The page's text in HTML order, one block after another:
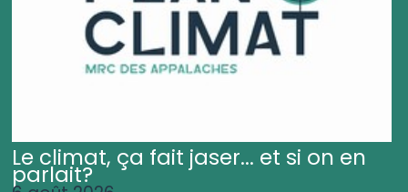
Le climat, ça fait jaser... et si on en
parlait?